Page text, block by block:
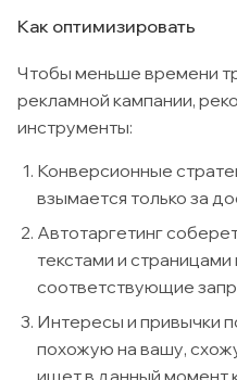
Как оптимизировать
Чтобы меньше времени
рекламной кампании,
инструменты:
Конверсионные
взымается только за
Автотаргетинг
текстами и
соответствующие
Интересы и привычки
похожую на вашу,
ищет в данный момент